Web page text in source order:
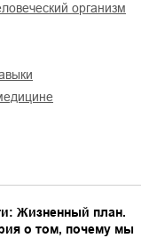
организм
Жизненный план.
о том, почему мы